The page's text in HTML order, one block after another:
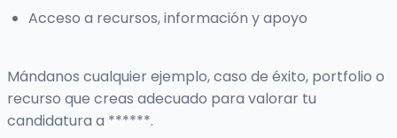
Acceso a recursos, información y apoyo
Mándanos cualquier ejemplo, caso de éxito, portfolio o
recurso que creas adecuado para valorar tu
candidatura a ******.